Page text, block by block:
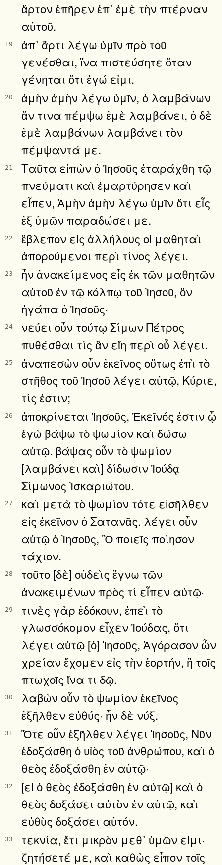
ἄρτον ἐπῆρεν ἐπ᾿ ἐμὲ τὴν πτέρναν
αὐτοῦ.
19
ἀπ᾿ ἄρτι λέγω ὑμῖν πρὸ τοῦ
γενέσθαι, ἵνα πιστεύσητε ὅταν
γένηται ὅτι ἐγώ εἰμι.
20
ἀμὴν ἀμὴν λέγω ὑμῖν, ὁ λαμβάνων
ἄν τινα πέμψω ἐμὲ λαμβάνει, ὁ δὲ
ἐμὲ λαμβάνων λαμβάνει τὸν
πέμψαντά με.
21
Ταῦτα εἰπὼν ὁ Ἰησοῦς ἐταράχθη τῷ
πνεύματι καὶ ἐμαρτύρησεν καὶ
εἶπεν, Ἀμὴν ἀμὴν λέγω ὑμῖν ὅτι εἷς
ἐξ ὑμῶν παραδώσει με.
22
ἔβλεπον εἰς ἀλλήλους οἱ μαθηταὶ
ἀπορούμενοι περὶ τίνος λέγει.
23
ἦν ἀνακείμενος εἷς ἐκ τῶν μαθητῶν
αὐτοῦ ἐν τῷ κόλπῳ τοῦ Ἰησοῦ, ὃν
ἠγάπα ὁ Ἰησοῦς·
24
νεύει οὖν τούτῳ Σίμων Πέτρος
πυθέσθαι τίς ἂν εἴη περὶ οὗ λέγει.
25
ἀναπεσὼν οὖν ἐκεῖνος οὕτως ἐπὶ τὸ
στῆθος τοῦ Ἰησοῦ λέγει αὐτῷ, Κύριε,
τίς ἐστιν;
26
ἀποκρίνεται Ἰησοῦς, Ἐκεῖνός ἐστιν ᾧ
ἐγὼ βάψω τὸ ψωμίον καὶ δώσω
αὐτῷ. βάψας οὖν τὸ ψωμίον
[λαμβάνει καὶ] δίδωσιν Ἰούδᾳ
Σίμωνος Ἰσκαριώτου.
27
καὶ μετὰ τὸ ψωμίον τότε εἰσῆλθεν
εἰς ἐκεῖνον ὁ Σατανᾶς. λέγει οὖν
αὐτῷ ὁ Ἰησοῦς, Ὃ ποιεῖς ποίησον
τάχιον.
28
τοῦτο [δὲ] οὐδεὶς ἔγνω τῶν
ἀνακειμένων πρὸς τί εἶπεν αὐτῷ·
29
τινὲς γὰρ ἐδόκουν, ἐπεὶ τὸ
γλωσσόκομον εἶχεν Ἰούδας, ὅτι
λέγει αὐτῷ [ὁ] Ἰησοῦς, Ἀγόρασον ὧν
χρείαν ἔχομεν εἰς τὴν ἑορτήν, ἢ τοῖς
πτωχοῖς ἵνα τι δῷ.
30
λαβὼν οὖν τὸ ψωμίον ἐκεῖνος
ἐξῆλθεν εὐθύς· ἦν δὲ νύξ.
31
Ὅτε οὖν ἐξῆλθεν λέγει Ἰησοῦς, Νῦν
ἐδοξάσθη ὁ υἱὸς τοῦ ἀνθρώπου, καὶ ὁ
θεὸς ἐδοξάσθη ἐν αὐτῷ·
32
[εἰ ὁ θεὸς ἐδοξάσθη ἐν αὐτῷ] καὶ ὁ
θεὸς δοξάσει αὐτὸν ἐν αὐτῷ, καὶ
εὐθὺς δοξάσει αὐτόν.
33
τεκνία, ἔτι μικρὸν μεθ᾿ ὑμῶν εἰμι·
ζητήσετέ με, καὶ καθὼς εἶπον τοῖς